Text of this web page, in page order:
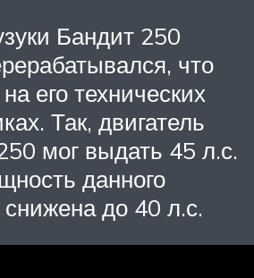
Бандит 250
что
его технических
Так, двигатель
мог выдать 45 л.с.
данного
до 40 л.с.